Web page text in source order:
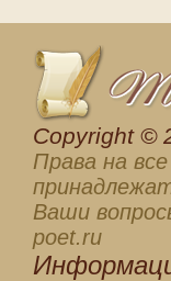
Сopyright ©
Права на
Ваши
poet.ru